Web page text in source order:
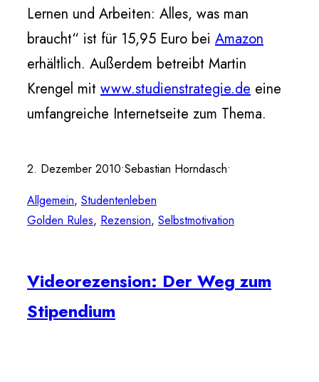
Lernen und Arbeiten: Alles, was man
braucht“ ist für 15,95 Euro bei Amazon
erhältlich. Außerdem betreibt Martin
Krengel mit www.studienstrategie.de eine
umfangreiche Internetseite zum Thema.
2. Dezember 2010•Sebastian Horndasch•
Allgemein, Studentenleben
Golden Rules, Rezension, Selbstmotivation
Videorezension: Der Weg zum
Stipendium